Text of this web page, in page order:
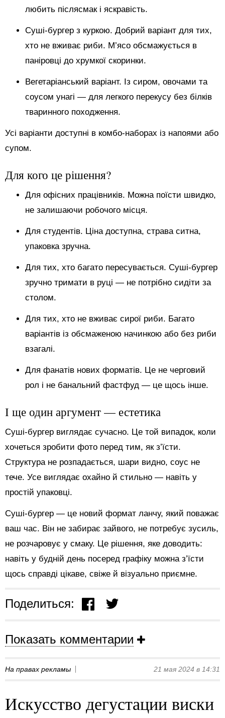
любить післясмак і яскравість.
Суші-бургер з куркою. Добрий варіант для тих,
хто не вживає риби. М’ясо обсмажується в
паніровці до хрумкої скоринки.
Вегетаріанський варіант. Із сиром, овочами та
соусом унагі — для легкого перекусу без білків
тваринного походження.
Усі варіанти доступні в комбо-наборах із напоями або
супом.
Для кого це рішення?
Для офісних працівників. Можна поїсти швидко,
не залишаючи робочого місця.
Для студентів. Ціна доступна, страва ситна,
упаковка зручна.
Для тих, хто багато пересувається. Суші-бургер
зручно тримати в руці — не потрібно сидіти за
столом.
Для тих, хто не вживає сирої риби. Багато
варіантів із обсмаженою начинкою або без риби
взагалі.
Для фанатів нових форматів. Це не черговий
рол і не банальний фастфуд — це щось інше.
І ще один аргумент — естетика
Суші-бургер виглядає сучасно. Це той випадок, коли
хочеться зробити фото перед тим, як з’їсти.
Структура не розпадається, шари видно, соус не
тече. Усе виглядає охайно й стильно — навіть у
простій упаковці.
Суші-бургер — це новий формат ланчу, який поважає
ваш час. Він не забирає зайвого, не потребує зусиль,
не розчаровує у смаку. Це рішення, яке доводить:
навіть у будній день посеред графіку можна з’їсти
щось справді цікаве, свіже й візуально приємне.
Поделиться:
Показать комментарии
На правах рекламы 21 мая 2024 в 14:31
Искусство дегустации виски